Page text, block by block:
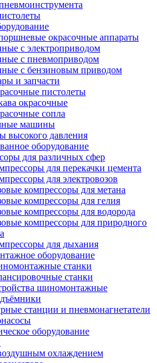
окрасочные аппараты
с электроприводом
с пневмоприводом
с бензиновым приводом
и запчасти
пистолеты
окрасочные
сопла
машины
высокого давления
оборудование
для различных сфер
для перекачки цемента
для электровозов
компрессоры для метана
компрессоры для гелия
компрессоры для водорода
компрессоры для природного
для дыхания
оборудование
станки
станки
шиномонтажные
станции и пневмонагнетатели
оборудование
охлаждением